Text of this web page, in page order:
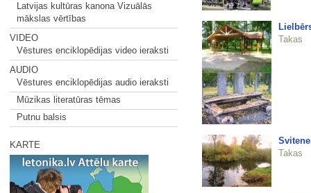
Latvijas kultūras kanona Vizuālās
mākslas vērtības
VIDEO
Vēstures enciklopēdijas video ieraksti
AUDIO
Vēstures enciklopēdijas audio ieraksti
Mūzikas literatūras tēmas
Putnu balsis
KARTE
Takas
Takas